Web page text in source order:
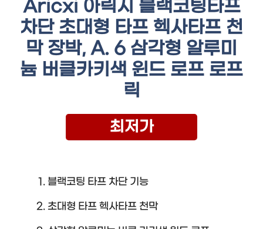
Aricxi 아릭시 블랙코팅타프
차단 초대형 타프 헥사타프 천
막 장박, A. 6 삼각형 알루미
늄 버클카키색 윈드 로프 로프
릭
최저가
블랙코팅 타프 차단 기능
초대형 타프 헥사타프 천막